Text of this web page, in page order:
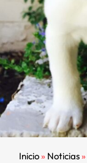
Inicio» Noticias»